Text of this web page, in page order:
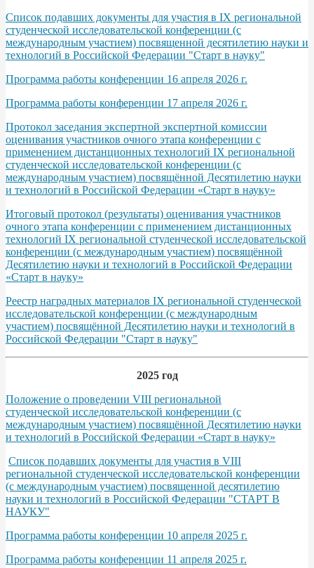
Список подавших документы для участия в IX региональной
студенческой исследовательской конференции (с
международным участием) посвященной десятилетию науки и
технологий в Российской Федерации "Старт в науку"
Программа работы конференции 16 апреля 2026 г.
Программа работы конференции 17 апреля 2026 г.
Протокол заседания экспертной экспертной комиссии
оценивания участников очного этапа конференции с
применением дистанционных технологий IХ региональной
студенческой исследовательской конференции (с
международным участием) посвящённой Десятилетию науки
и технологий в Российской Федерации «Старт в науку»
Итоговый протокол (результаты) оценивания участников
очного этапа конференции с применением дистанционных
технологий IХ региональной студенческой исследовательской
конференции (с международным участием) посвящённой
Десятилетию науки и технологий в Российской Федерации
«Старт в науку»
Реестр наградных материалов IХ региональной студенческой
исследовательской конференции (с международным
участием) посвящённой Десятилетию науки и технологий в
Российской Федерации "Старт в науку"
2025 год
Положение о проведении VIII региональной
студенческой исследовательской конференции (с
международным участием) посвящённой Десятилетию науки
и технологий в Российской Федерации «Старт в науку»
Список подавших документы для участия в VIII
региональной студенческой исследовательской конференции
(с международным участием) посвященной десятилетию
науки и технологий в Российской Федерации "СТАРТ В
НАУКУ"
Программа работы конференции 10 апреля 2025 г.
Программа работы конференции 11 апреля 2025 г.